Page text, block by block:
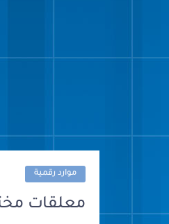
موارد رقمية
معلقات